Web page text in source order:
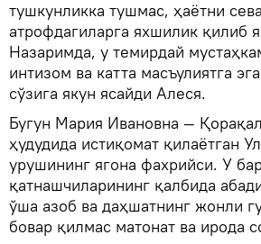
тушкунликка тушмас, ҳаётни
атрофдагиларга яхшилик қилиб
Назаримда, у темирдай
интизом ва катта масъулиятга
сўзига якун ясайди Алеся.
Бугун Мария Ивановна —
ҳудудида истиқомат қилаётган
урушининг ягона фахрийси. У
қатнашчиларининг қалбида
ўша азоб ва даҳшатнинг жонли
бовар қилмас матонат ва ирода